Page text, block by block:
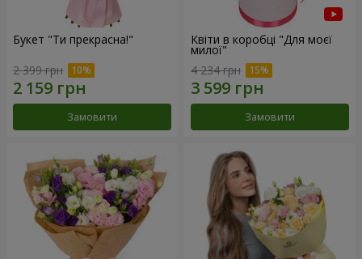
Букет "Ти прекрасна!"
2 399 грн
Замовити
Квіти в коробці "Для моєї
милої"
4 234 грн
Замовити